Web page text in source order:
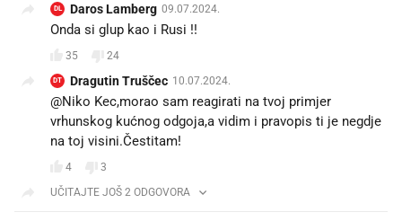
DL Daros Lamberg 09.07.2024.
Onda si glup kao i Rusi !!
35 24
DT Dragutin Truščec 10.07.2024.
@Niko Kec,morao sam reagirati na tvoj primjer
vrhunskog kućnog odgoja,a vidim i pravopis ti je negdje
na toj visini.Čestitam!
4
3
UČITAJTE JOŠ 2 ODGOVORA